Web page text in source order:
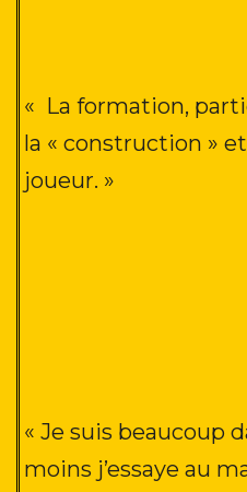
« La formation,
la « construction »
joueur. »
« Je suis beaucoup
moins j’essaye au